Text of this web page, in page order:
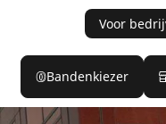
Voor
Bandenkiezer